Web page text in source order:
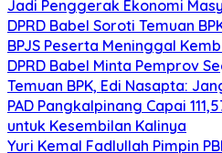
Jadi Penggerak Ekonomi
DPRD Babel Soroti Temuan
BPJS Peserta Meninggal
DPRD Babel Minta Pemprov
Temuan BPK, Edi Nasapta:
PAD Pangkalpinang Capai
untuk Kesembilan Kalinya
Yuri Kemal Fadlullah Pimpin